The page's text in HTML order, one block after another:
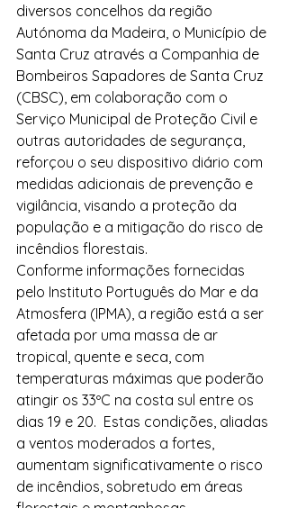
diversos concelhos da região
Autónoma da Madeira, o Município de
Santa Cruz através a Companhia de
Bombeiros Sapadores de Santa Cruz
(CBSC), em colaboração com o
Serviço Municipal de Proteção Civil e
outras autoridades de segurança,
reforçou o seu dispositivo diário com
medidas adicionais de prevenção e
vigilância, visando a proteção da
população e a mitigação do risco de
incêndios florestais.
Conforme informações fornecidas
pelo Instituto Português do Mar e da
Atmosfera (IPMA), a região está a ser
afetada por uma massa de ar
tropical, quente e seca, com
temperaturas máximas que poderão
atingir os 33ºC na costa sul entre os
dias 19 e 20.  Estas condições, aliadas
a ventos moderados a fortes,
aumentam significativamente o risco
de incêndios, sobretudo em áreas